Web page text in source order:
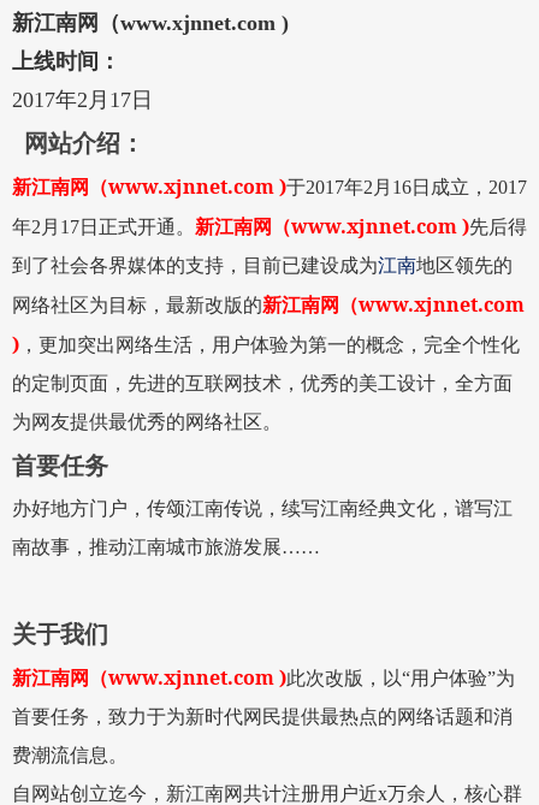
新江南网（www.xjnnet.com )
上线时间：
2017年2月17日
网站介绍：
新江南网 （www.xjnnet.com )于2017年2 月 16日成立， 2017
年2 月 17日正式开通。 新江南网 （www.xjnnet.com )先后得
到了社会各界媒体的支持，目前已建设成为江南地区领先的
网络社区为目标，最新改版的新江南网 （www.xjnnet.com
) ，更加突出网络生活，用户体验为第一的概念，完全个性化
的定制页面，先进的互联网技术，优秀的美工设计，全方面
为网友提供最优秀的网络社区。
首要任务
办好地方门户，传颂江南传说，续写江南经典文化，谱写江
南故事，推动江南城市旅游发展……
关于我们
新江南网 （www.xjnnet.com )此次改版，以“用户体验”为
首要任务，致力于为新时代网民提供最热点的网络话题和消
费潮流信息。
自网站创立迄今，新江南网共计注册用户近x万余人，核心群